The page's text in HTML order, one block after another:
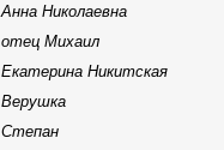
Анна Николаевна
отец Михаил
Екатерина Никитская
Верушка
Степан